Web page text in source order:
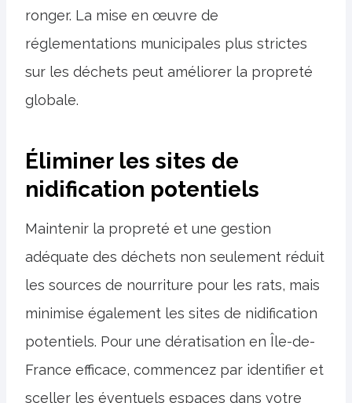
ronger. La mise en œuvre de
réglementations municipales plus strictes
sur les déchets peut améliorer la propreté
globale.
Éliminer les sites de
nidification potentiels
Maintenir la propreté et une gestion
adéquate des déchets non seulement réduit
les sources de nourriture pour les rats, mais
minimise également les sites de nidification
potentiels. Pour une dératisation en Île-de-
France efficace, commencez par identifier et
sceller les éventuels espaces dans votre